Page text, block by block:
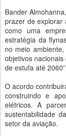
Bander
prazer de explorar
como uma
estratégia da
no meio
objetivos
de estufa até
O acordo
construindo e
elétricos. A
sustentabilidade
setor da aviação.